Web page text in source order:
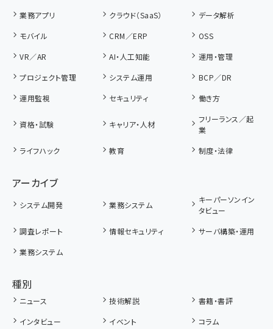
業務アプリ
クラウド（SaaS）
データ解析
モバイル
CRM／ERP
OSS
VR／AR
AI・人工知能
運用・管理
プロジェクト管理
システム運用
BCP／DR
運用監視
セキュリティ 働き方
資格・試験 キャリア・人材
フリーランス／起
業
ライフハック
教育 制度・法律
アーカイブ
システム開発 業務システム
キーパーソンイン
タビュー
調査レポート
情報セキュリティ
サーバ構築・運用
業務システム
種別
ニュース 技術解説
書籍・書評
インタビュー
イベント
コラム